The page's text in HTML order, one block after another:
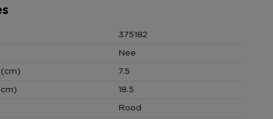
375182
Nee
7.5
18.5
Rood